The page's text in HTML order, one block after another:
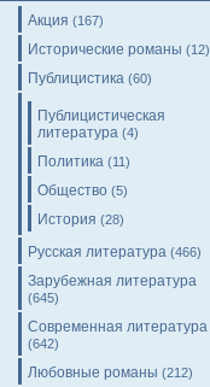
Акция (167)
Исторические романы (12)
Публицистика (60)
Публицистическая
литература (4)
Политика (11)
Общество (5)
История (28)
Русская литература (466)
Зарубежная литература
(645)
Современная литература
(642)
Любовные романы (212)